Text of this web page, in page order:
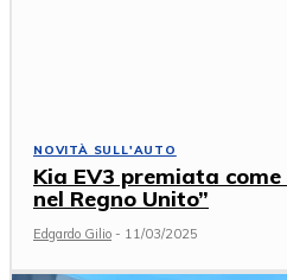
NOVITÀ SULL'AUTO
Kia EV3 premiata come
nel Regno Unito”
Edgardo Gilio - 11/03/2025